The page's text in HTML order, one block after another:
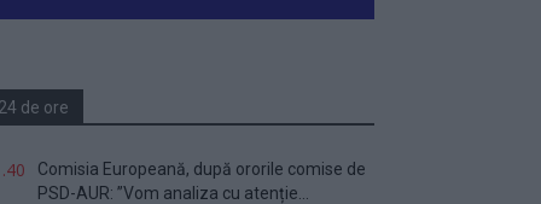
24 de ore
Comisia Europeană, după ororile comise de
PSD-AUR: ”Vom analiza cu atenție...